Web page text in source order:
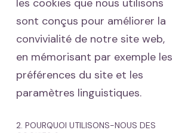
les cookies que nous utilisons
sont conçus pour améliorer la
convivialité de notre site web,
en mémorisant par exemple les
préférences du site et les
paramètres linguistiques.
2. POURQUOI UTILISONS-NOUS DES